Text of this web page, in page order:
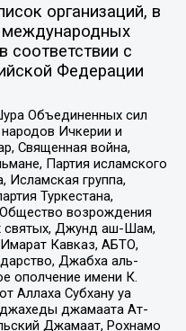
организаций, в
международных
соответствии с
Федерации
Объединенных сил
Ичкерии и
Священная война,
Партия исламского
группа,
Туркестана,
возрождения
святых, Джунд аш-Шам,
Кавказ, АБТО,
Джабха аль-
ополчение имени К.
Аллаха Субхану уа
джамаата Ат-
Джамаат, Рохнамо